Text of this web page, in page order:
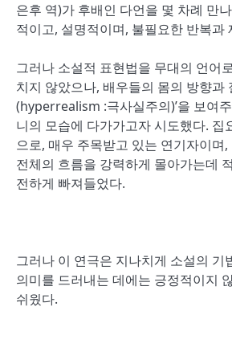
은후 역)가 후배인 다언을 몇 차례 만
적이고, 설명적이며, 불필요한 반복과
그러나 소설적 표현법을 무대의 언어
치지 않았으나, 배우들의 몸의 방향과
(hyperrealism :극사실주의)’을 보여
니의 모습에 다가가고자 시도했다. 집
으로, 매우 주목받고 있는 연기자이며,
전체의 흐름을 강력하게 몰아가는데
전하게 빠져들었다.
그러나 이 연극은 지나치게 소설의 기
의미를 드러내는 데에는 긍정적이지
쉬웠다.